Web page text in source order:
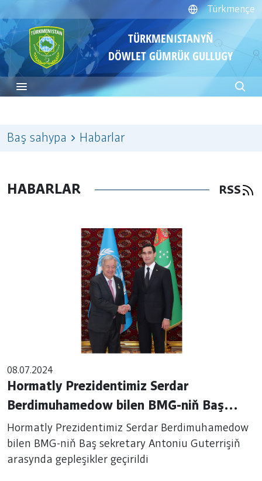
Türkmençe
TÜRKMENISTANYŇ
DÖWLET GÜMRÜK GULLUGY
Baş sahypa Habarlar
HABARLAR RSS
08.07.2024
Hormatly Prezidentimiz Serdar
Berdimuhamedow bilen BMG-niň Baş
sekretary Antoniu Guterrişiň arasynda
gepleşikler geçirildi
Hormatly Prezidentimiz Serdar Berdimuhamedow
bilen BMG-niň Baş sekretary Antoniu Guterrişiň
arasynda gepleşikler geçirildi